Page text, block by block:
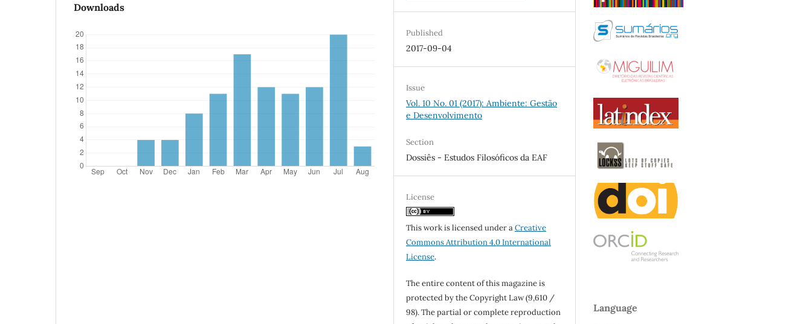
Downloads
Published
2017-09-04
Issue
Vol. 10 No. 01 (2017): Ambiente: Gestão
e Desenvolvimento
Section
Dossiês - Estudos Filosóficos da EAF
License
This work is licensed under aCreative
Commons Attribution 4.0 International
License.
The entire content of this magazine is
protected by the Copyright Law (9,610 /
98). The partial or complete reproduction
Language